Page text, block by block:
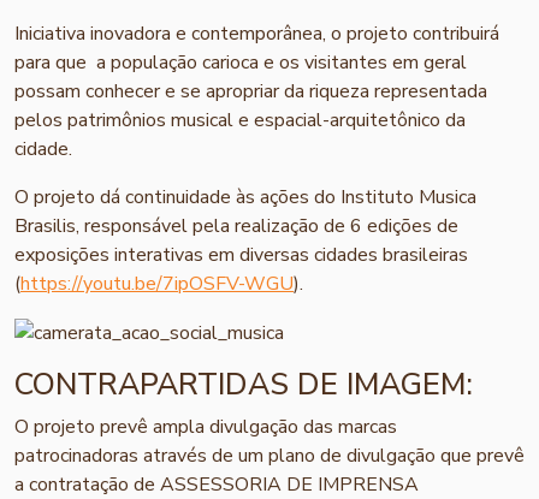
Iniciativa inovadora e contemporânea, o projeto contribuirá
para que a população carioca e os visitantes em geral
possam conhecer e se apropriar da riqueza representada
pelos patrimônios musical e espacial-arquitetônico da
cidade.
O projeto dá continuidade às ações do Instituto Musica
Brasilis, responsável pela realização de 6 edições de
exposições interativas em diversas cidades brasileiras
(https://youtu.be/7ipOSFV-WGU).
CONTRAPARTIDAS DE IMAGEM:
O projeto prevê ampla divulgação das marcas
patrocinadoras através de um plano de divulgação que prevê
a contratação de ASSESSORIA DE IMPRENSA